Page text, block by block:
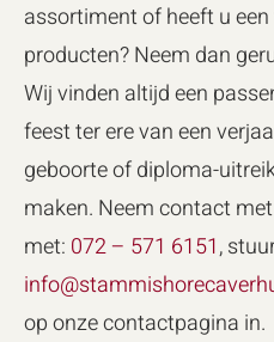
assortiment of heeft u
producten? Neem dan
Wij vinden altijd een
feest ter ere van een
geboorte of diploma-
maken. Neem contact
met: 072 – 571 6151,
op onze contactpagina in.